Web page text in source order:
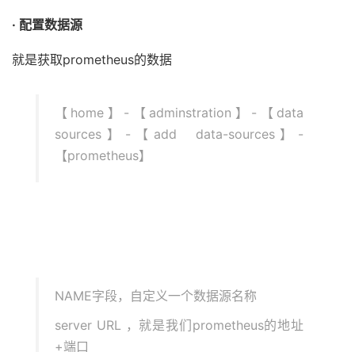
· 配置数据源
就是获取prometheus的数据
【home】-【adminstration】-【data
sources】-【add data-sources】-
【prometheus】
NAME字段，自定义一个数据源名称
server URL ，就是我们prometheus的地址
+端口